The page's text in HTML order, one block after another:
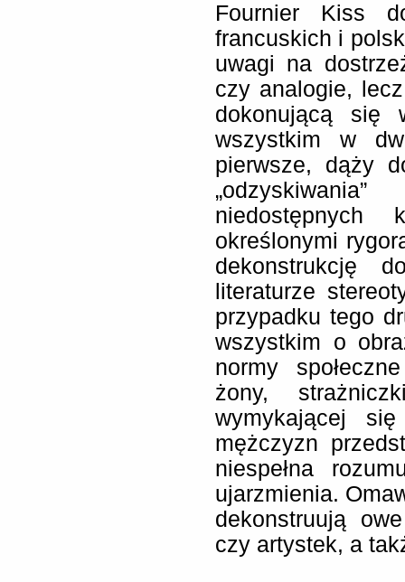
Fournier Kiss
francuskich i
uwagi na
czy analogie,
dokonującą się
wszystkim w
pierwsze, dąży
niedostępnych
określonymi
dekonstrukcję
literaturze
przypadku tego
wszystkim o
normy
żony,
wymykającej
mężczyzn
niespełna
ujarzmienia.
dekonstruują
czy artystek, a